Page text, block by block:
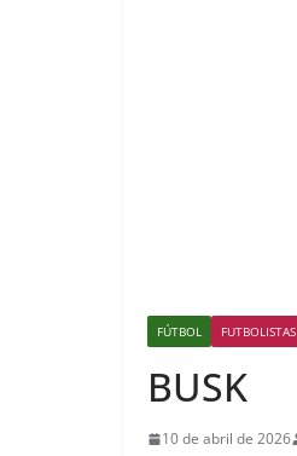
FÚTBOL FUTBOLISTAS
BUSK
10 de abril de 2026